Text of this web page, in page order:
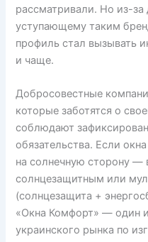
рассматривали. Но из-
уступающему таким
профиль стал вызывать
и чаще.
Добросовестные
которые заботятся о
соблюдают
обязательства. Если
на солнечную сторону —
солнцезащитным или
(солнцезащита +
«Окна Комфорт» — один
украинского рынка по